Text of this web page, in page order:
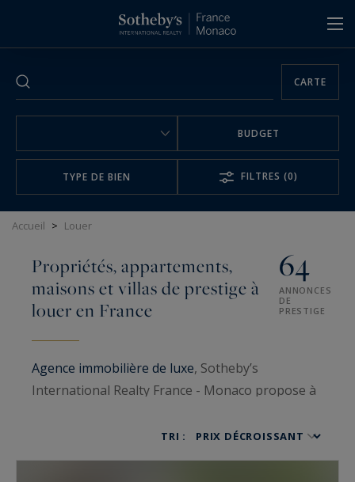
CARTE
TYPE DE BIEN
BUDGET
FILTRES (0)
Accueil > Louer
Propriétés, appartements,
maisons et villas de prestige à
louer en France
64
ANNONCES
DE
PRESTIGE
Agence immobilière de luxe, Sotheby’s
International Realty France - Monaco propose à
qui correspond à vos attentes. Raffinement,
élégance et luxe demeurent au rendez-vous quel
TRI :